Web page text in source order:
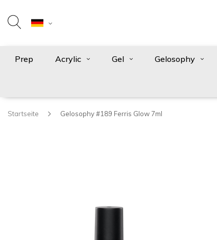
Prep Acrylic Gel Gelosophy
Startseite Gelosophy #189 Ferris Glow 7ml